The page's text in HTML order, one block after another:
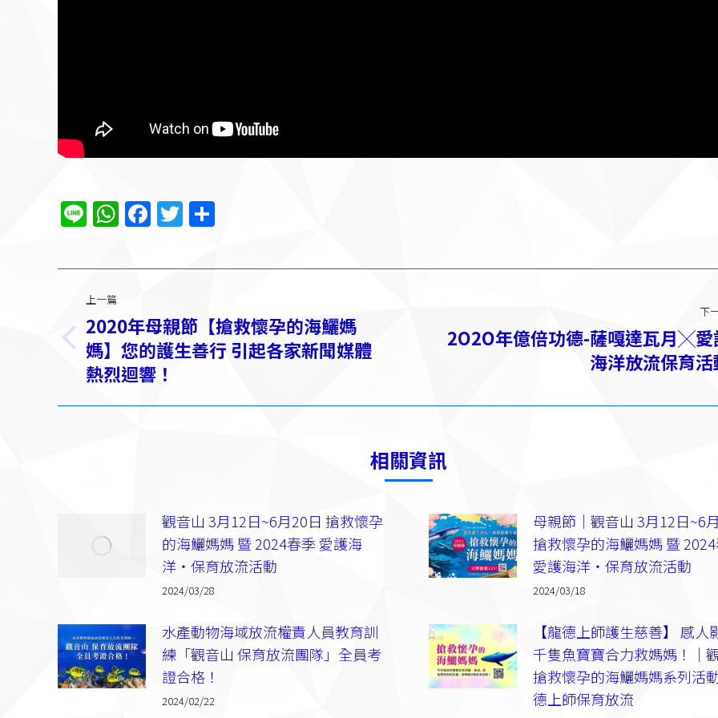
LineWhatsApp
Facebook
Twitter
章
导
上一篇
上
一
2020年母親節【搶救懷孕的海鱺媽
媽】您的護生善行 引起各家新聞媒體
熱烈迴響！
下
2O2O年億倍功德-薩嘎達瓦月╳愛
海洋放流保育
相關資訊
觀音山 3月12日~6月20日 搶救懷孕
的海鱺媽媽 暨 2024春季 愛護海
洋‧保育放流活動
2024/03/28
母親節｜觀音山 3月12日~6
搶救懷孕的海鱺媽媽 暨
愛護海洋‧保育放流活動
2024/03/18
水產動物海域放流權責人員教育訓
練「觀音山 保育放流團隊」全員考
證合格！
2024/02/22
【龍德上師護生慈善】 感人
千隻魚寶寶合力救媽媽！｜
搶救懷孕的海鱺媽媽系列活
德上師保育放流